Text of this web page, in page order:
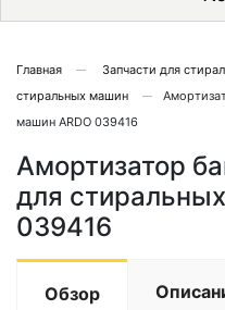
Главная Запчасти для
стиральных машин
машин ARDO 039416
Амортизатор
для
039416
Обзор